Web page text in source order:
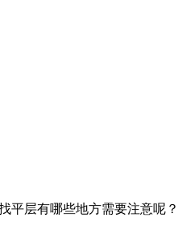
层有哪些地方需要注意呢？